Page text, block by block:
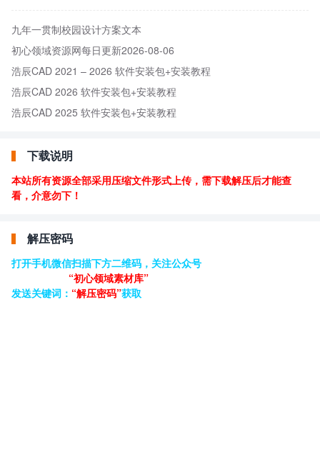
九年一贯制校园设计方案文本
初心领域资源网每日更新2026-08-06
浩辰CAD 2021 – 2026 软件安装包+安装教程
浩辰CAD 2026 软件安装包+安装教程
浩辰CAD 2025 软件安装包+安装教程
下载说明
本站所有资源全部采用压缩文件形式上传，需下载解压后才能查
看，介意勿下！
解压密码
打开手机微信扫描下方二维码，关注公众号
“初心领域素材库”
发送关键词： “解压密码”获取